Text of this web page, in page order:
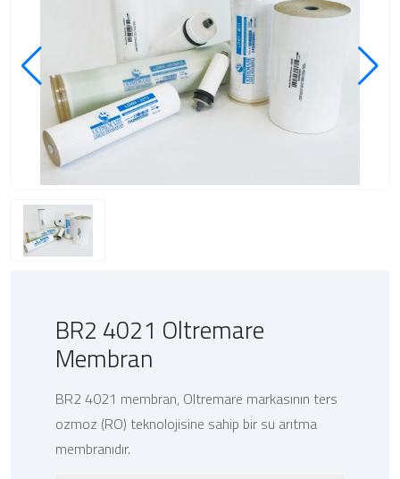
BR2 4021 Oltremare
Membran
BR2 4021 membran, Oltremare markasının ters
ozmoz (RO) teknolojisine sahip bir su arıtma
membranıdır.